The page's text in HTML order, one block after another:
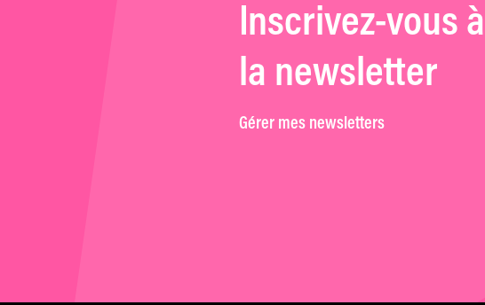
Inscrivez-vous à
la newsletter
Gérer mes newsletters